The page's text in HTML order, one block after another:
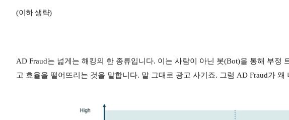
(이하 생략)
AD Fraud는 넓게는 해킹의 한 종류입니다. 이는 사람이 아닌 봇(Bot)을 통해 부정
고 효율을 떨어뜨리는 것을 말합니다. 말 그대로 광고 사기죠. 그럼 AD Fraud가 왜